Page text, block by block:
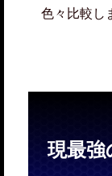
色々比較し
現最強